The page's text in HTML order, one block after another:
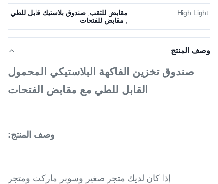
High Light: مقابض للثقب صندوق بلاستيك قابل للطي
مقابض للفتحات
وصف المنتج
صندوق تخزين الفاكهة البلاستيكي المحمول
القابل للطي مع مقابض الفتحات
وصف المنتج:
إذا كان لديك متجر صغير وسوبر ماركت ومتجر